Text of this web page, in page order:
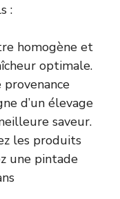
:
homogène et
optimale.
d’un élevage
saveur.
les produits
une pintade